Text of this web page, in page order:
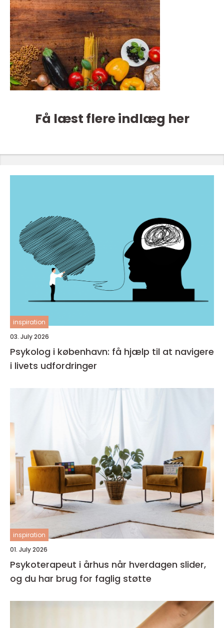
Få læst flere indlæg her
inspiration
03. July 2026
Psykolog i københavn: få hjælp til at navigere
i livets udfordringer
inspiration
01. July 2026
Psykoterapeut i århus når hverdagen slider,
og du har brug for faglig støtte